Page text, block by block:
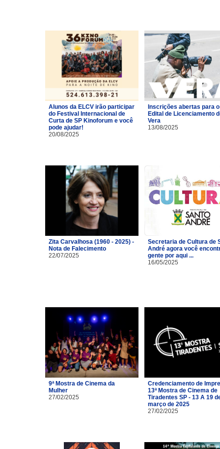
Alunos da ELCV irão participar
do Festival Internacional de
Curta de SP Kinoforum e você
pode ajudar!
20/08/2025
Inscrições abertas para o
Edital de Licenciamento
Vera
13/08/2025
Zita Carvalhosa (1960 - 2025) -
Nota de Falecimento
22/07/2025
Secretaria de Cultura de
André agora você
gente por aqui ...
16/05/2025
9ª Mostra de Cinema da
Mulher
27/02/2025
Credenciamento de
13ª Mostra de Cinema de
Tiradentes SP - 13 A 19
março de 2025
27/02/2025